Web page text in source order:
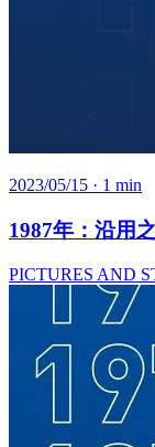
2023/05/15 · 1 min
1987年：沿用
PICTURES AND